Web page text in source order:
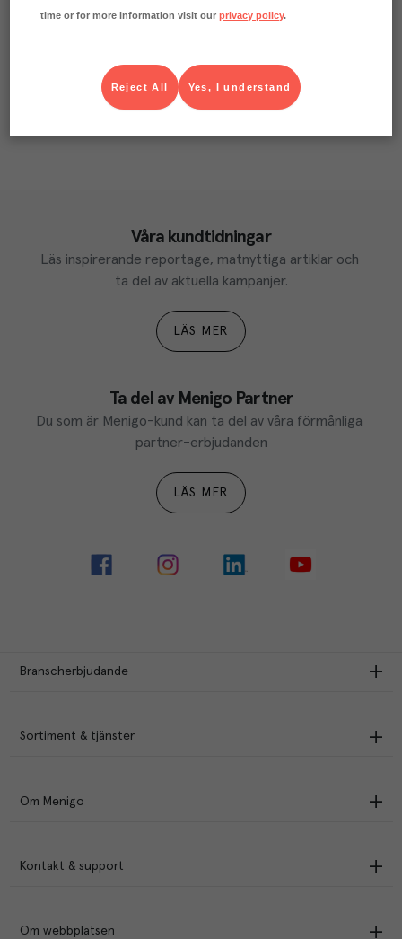
Våra kundtidningar
Läs inspirerande reportage, matnyttiga artiklar och
ta del av aktuella kampanjer.
LÄS MER
Ta del av Menigo Partner
Du som är Menigo-kund kan ta del av våra förmånliga
partner-erbjudanden
LÄS MER
Branscherbjudande
Sortiment & tjänster
Om Menigo
Kontakt & support
Om webbplatsen
time or for more information visit ourprivacy policy.
Yes, I understand
Reject All